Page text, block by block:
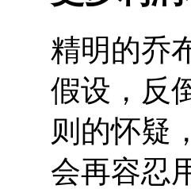
精明的乔
假设，反
则的怀疑
会再容忍